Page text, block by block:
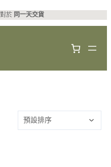
對於 同一天交貨